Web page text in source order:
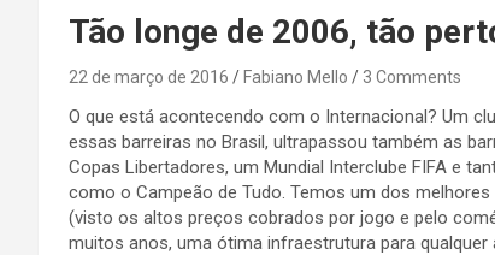
Tão longe de 2006, tão
22 de março de 2016 Fabiano Mello 3 Comments
O que está acontecendo com o Internacional? Um
essas barreiras no Brasil, ultrapassou também as
Copas Libertadores, um Mundial Interclube FIFA e
como o Campeão de Tudo. Temos um dos
(visto os altos preços cobrados por jogo e pelo
muitos anos, uma ótima infraestrutura para qualquer